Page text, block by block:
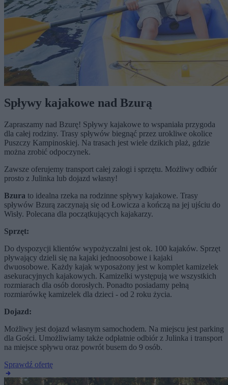
Spływy kajakowe nad Bzurą
Zapraszamy nad Bzurę! Spływy kajakowe to wspaniała przygoda
dla całej rodziny. Trasy spływów biegnąć przez urokliwe okolice
Puszczy Kampinoskiej. Na trasach jest wiele dzikich plaż, gdzie
można zrobić odpoczynek.
Zawsze oferujemy transport całej załogi i sprzętu. Możliwy odbiór
prosto z Julinka lub dojazd własny!
Bzura to idealna rzeka na rodzinne spływy kajakowe. Trasy
spływów Bzurą zaczynają się od Łowicza a kończą na jej ujściu do
Wisły. Polecana dla początkujących kajakarzy.
Sprzęt:
Do dyspozycji klientów wypożyczalni jest ok. 100 kajaków. Sprzęt
pływający dzieli się na kajaki jednoosobowe i kajaki
dwuosobowe. Każdy kajak wyposażony jest w komplet kamizelek
asekuracyjnych kajakowych. Kamizelki występują we wszystkich
rozmiarach dla osób dorosłych. Ponadto posiadamy pełną
rozmiarówkę kamizelek dla dzieci - od 2 roku życia.
Dojazd:
Możliwy jest dojazd własnym samochodem. Na miejscu jest parking
dla Gości. Umożliwiamy także odpłatnie odbiór z Julinka i transport
na miejsce spływu oraz powrót busem do 9 osób.
Sprawdź ofertę